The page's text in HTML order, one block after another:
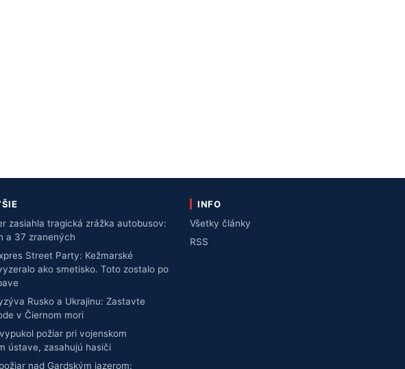
zasiahla tragická zrážka autobusov:
a 37 zranených
Street Party: Kežmarské
ako smetisko. Toto zostalo po
Rusko a Ukrajinu: Zastavte
v Čiernom mori
požiar pri vojenskom
ústave, zasahujú hasiči
nad Gardským jazerom:
INFO
Všetky články
RSS